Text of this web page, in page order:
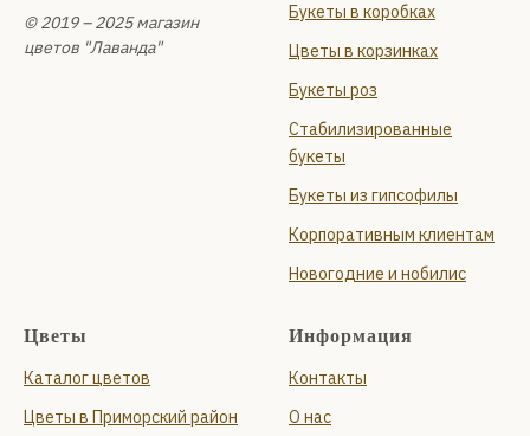
Планерная улица, 87 к1, стр. 1
Ежедневно с 09:00 до 22:00
© 2019 – 2025 магазин
цветов "Лаванда"
Букеты в коробках
Цветы в корзинках
Букеты роз
Стабилизированные
букеты
Букеты из гипсофилы
Корпоративным клиентам
Новогодние и нобилис
Цветы
Каталог цветов
Цветы в Приморский район
Информация
Контакты
О нас